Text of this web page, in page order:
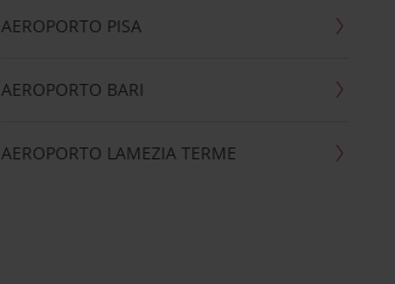
AEROPORTO PISA
AEROPORTO BARI
AEROPORTO LAMEZIA TERME